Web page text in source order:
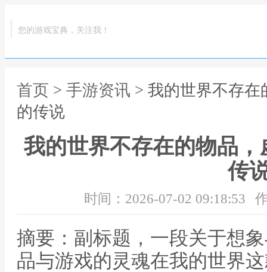
您的游戏宝典，关注我！
首页 > 手游资讯 > 我的世界不存
的传说
我的世界不存在的物品
传
时间：2026-07-02 09:18:53
摘要：副标题，一段关于想
品与游戏的灵魂在我的世界